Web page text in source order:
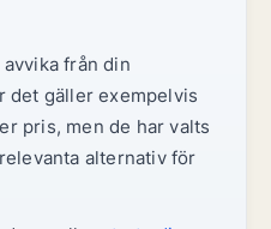
från din
det gäller exempelvis
pris, men de har valts
alternativ för